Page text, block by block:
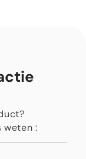
weten :